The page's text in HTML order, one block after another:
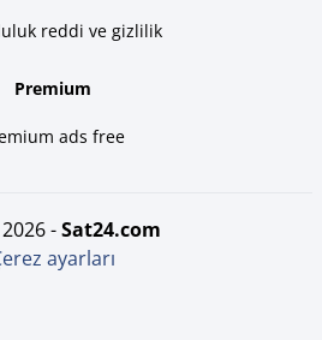
reddi ve gizlilik
Premium
ads free
- sat24.com
ayarları